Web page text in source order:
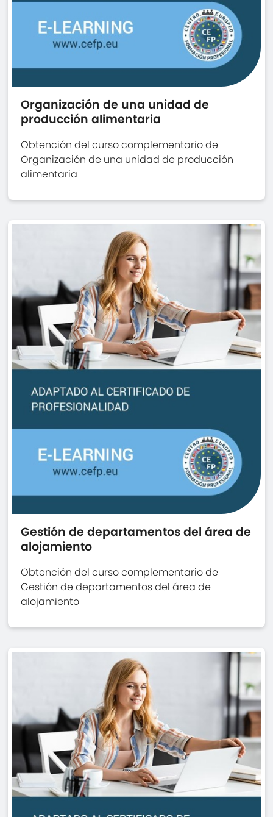
Organización de una unidad de
producción alimentaria
Obtención del curso complementario de
Organización de una unidad de producción
alimentaria
Gestión de departamentos del área de
alojamiento
Obtención del curso complementario de
Gestión de departamentos del área de
alojamiento